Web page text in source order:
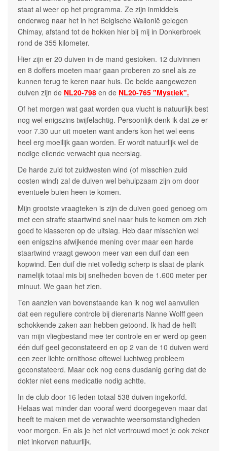
staat al weer op het programma. Ze zijn inmiddels
onderweg naar het in het Belgische Wallonië gelegen
Chimay, afstand tot de hokken hier bij mij in Donkerbroek
rond de 355 kilometer.
Hier zijn er 20 duiven in de mand gestoken. 12 duivinnen
en 8 doffers moeten maar gaan proberen zo snel als ze
kunnen terug te keren naar huis. De beide aangewezen
duiven zijn de NL20-798 en de NL20-765 "Mystiek".
Of het morgen wat gaat worden qua vlucht is natuurlijk best
nog wel enigszins twijfelachtig. Persoonlijk denk ik dat ze er
voor 7.30 uur uit moeten want anders kon het wel eens
heel erg moeilijk gaan worden. Er wordt natuurlijk wel de
nodige ellende verwacht qua neerslag.
De harde zuid tot zuidwesten wind (of misschien zuid
oosten wind) zal de duiven wel behulpzaam zijn om door
eventuele buien heen te komen.
Mijn grootste vraagteken is zijn de duiven goed genoeg om
met een straffe staartwind snel naar huis te komen om zich
goed te klasseren op de uitslag. Heb daar misschien wel
een enigszins afwijkende mening over maar een harde
staartwind vraagt gewoon meer van een duif dan een
kopwind. Een duif die niet volledig scherp is slaat de plank
namelijk totaal mis bij snelheden boven de 1.600 meter per
minuut. We gaan het zien.
Ten aanzien van bovenstaande kan ik nog wel aanvullen
dat een reguliere controle bij dierenarts Nanne Wolff geen
schokkende zaken aan hebben getoond. Ik had de helft
van mijn vliegbestand mee ter controle en er werd op geen
één duif geel geconstateerd en op 2 van de 10 duiven werd
een zeer lichte ornithose oftewel luchtweg probleem
geconstateerd. Maar ook nog eens dusdanig gering dat de
dokter niet eens medicatie nodig achtte.
In de club door 16 leden totaal 538 duiven ingekorfd.
Helaas wat minder dan vooraf werd doorgegeven maar dat
heeft te maken met de verwachte weersomstandigheden
voor morgen. En als je het niet vertrouwd moet je ook zeker
niet inkorven natuurlijk.